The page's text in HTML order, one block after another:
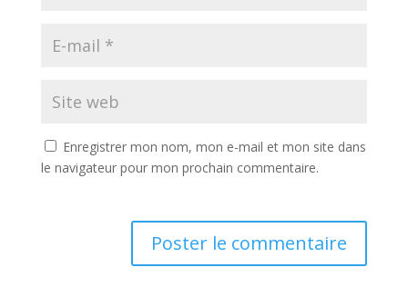
Enregistrer mon nom, mon e-mail et mon site dans
le navigateur pour mon prochain commentaire.